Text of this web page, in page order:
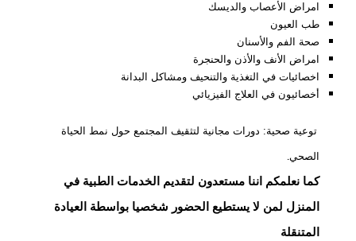
امراض الأعصاب والديسك
طب العيون
صحة الفم والأسنان
امراض الأنف والأذن والحنجرة
اخصائيات في التغذية والتنحيف ومشاكل البدانة
أخصائيون في العلاج الفيزيائي
توعية صحية: دورات مجانية لتثقيف المجتمع حول نمط الحياة
الصحي.
كما نعلمكم اننا مستعدون لتقديم الخدمات الطبية في
المنزل لمن لا يستطيع الحضور شخصيا بواسطة العيادة
المتنقلة